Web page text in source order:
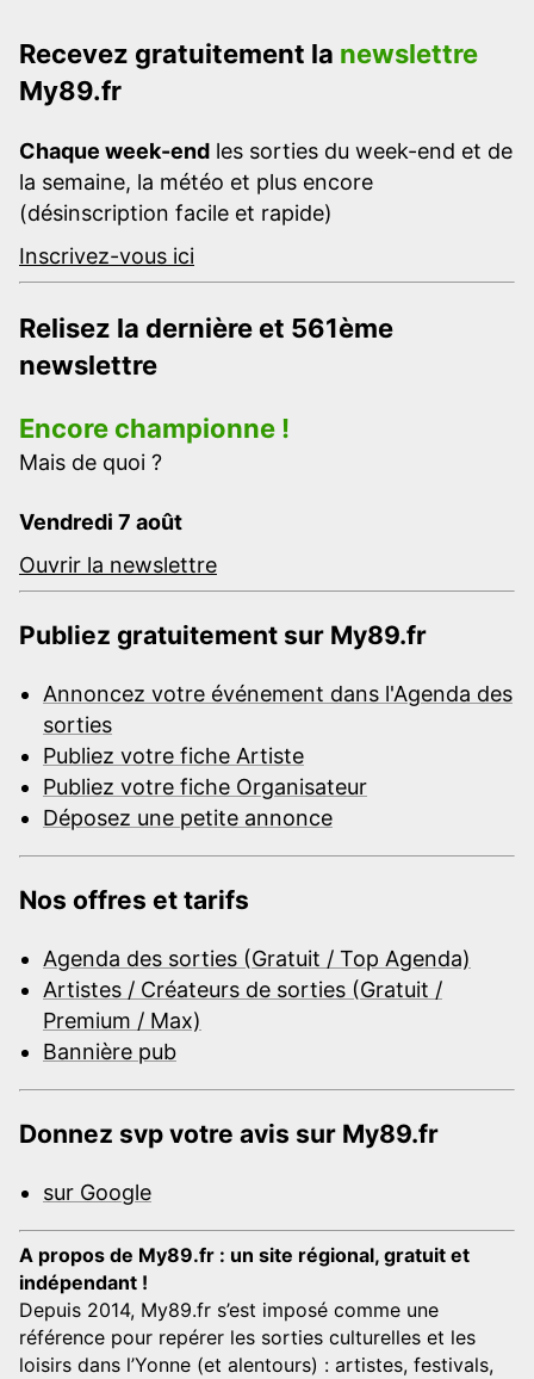
Recevez gratuitement la newslettre
My89.fr
Chaque week-end les sorties du week-end et de
la semaine, la météo et plus encore
(désinscription facile et rapide)
Inscrivez-vous ici
Relisez la dernière et 561ème
newslettre
Encore championne !
Mais de quoi ?
Vendredi 7 août
Ouvrir la newslettre
Publiez gratuitement sur My89.fr
Annoncez votre événement dans l'Agenda des
sorties
Publiez votre fiche Artiste
Publiez votre fiche Organisateur
Déposez une petite annonce
Nos offres et tarifs
Agenda des sorties (Gratuit / Top Agenda)
Artistes / Créateurs de sorties (Gratuit /
Premium / Max)
Bannière pub
Donnez svp votre avis sur My89.fr
sur Google
A propos de My89.fr : un site régional, gratuit et
indépendant !
Depuis 2014, My89.fr s’est imposé comme une
référence pour repérer les sorties culturelles et les
loisirs dans l’Yonne (et alentours) : artistes, festivals,